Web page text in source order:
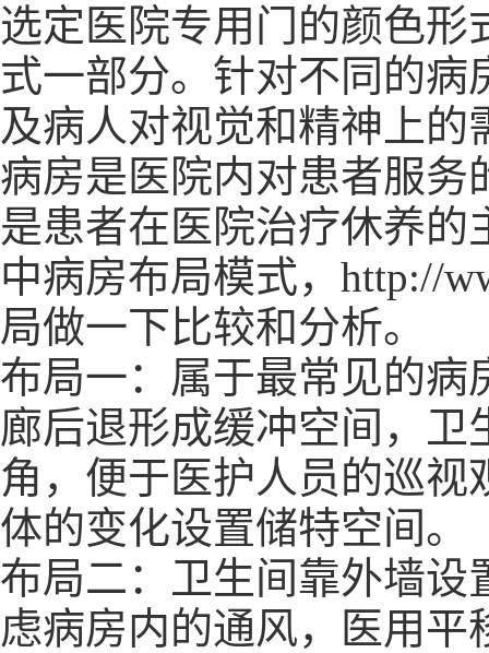
选定医院专用门的颜色
式一部分。针对不同的
及病人对视觉和精神上的
病房是医院内对患者服务
是患者在医院治疗休养
中病房布局模式， http://
局做一下比较和分析。
布局一：属于最常见的病
廊后退形成缓冲空间，卫
角，便于医护人员的巡
体的变化设置储特空间。
布局二：卫生间靠外墙设
虑病房内的通风，
医用平